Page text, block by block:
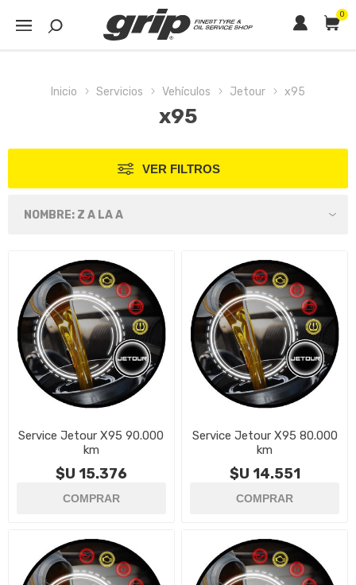
0
Inicio Servicios Vehículos Jetour x95
x95
VER FILTROS
Service Jetour X95 90.000
km
$U 15.376
Service Jetour X95 80.000
km
$U 14.551